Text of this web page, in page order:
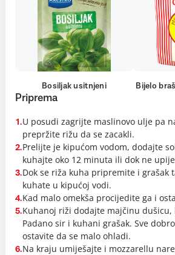
Bosiljak usitnjeni Bijelo
Priprema
1.U posudi zagrijte maslinovo ulje pa
prepržite rižu da se zacakli.
2.Prelijte je kipućom vodom, dodajte
kuhajte oko 12 minuta ili dok ne
3.Dok se riža kuha pripremite i grašak
kuhate u kipućoj vodi.
4.Kad malo omekša procijedite ga i
5.Kuhanoj riži dodajte majčinu dušicu,
Padano sir i kuhani grašak. Sve
ostavite da se malo ohladi.
6.Na kraju umiješajte i mozzarellu